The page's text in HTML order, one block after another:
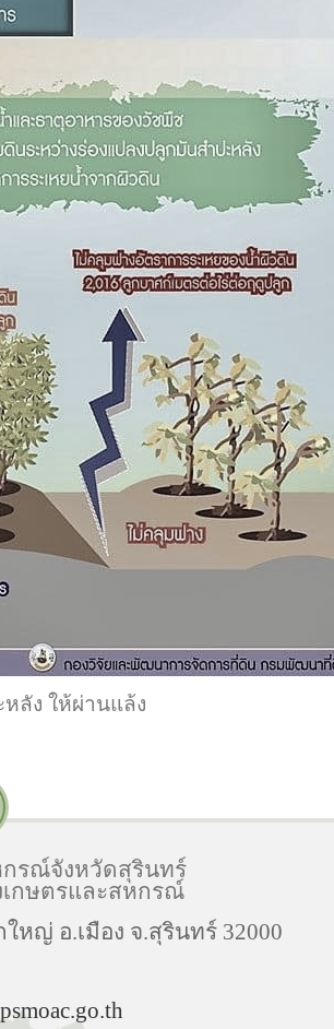
ลัง ให้ผ่านแล้ง
รณ์จังหวัดสุรินทร์
กษตรและสหกรณ์
หญ่ อ.เมือง จ.สุรินทร์ 32000